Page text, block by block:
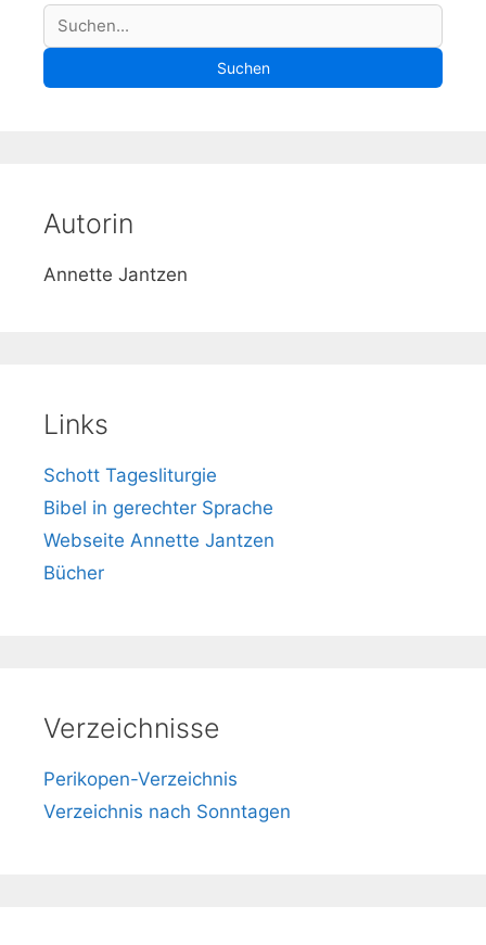
S
u
c
Suchen
Suchen
Autorin
Annette Jantzen
Links
Schott Tagesliturgie
Bibel in gerechter Sprache
Webseite Annette Jantzen
Bücher
Verzeichnisse
Perikopen-Verzeichnis
Verzeichnis nach Sonntagen